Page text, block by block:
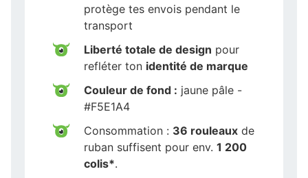
protège tes envois pendant le
transport
Liberté totale de design pour
refléter ton identité de marque
Couleur de fond : jaune pâle -
#F5E1A4
Consommation : 36 rouleaux de
ruban suffisent pour env. 1 200
colis*.